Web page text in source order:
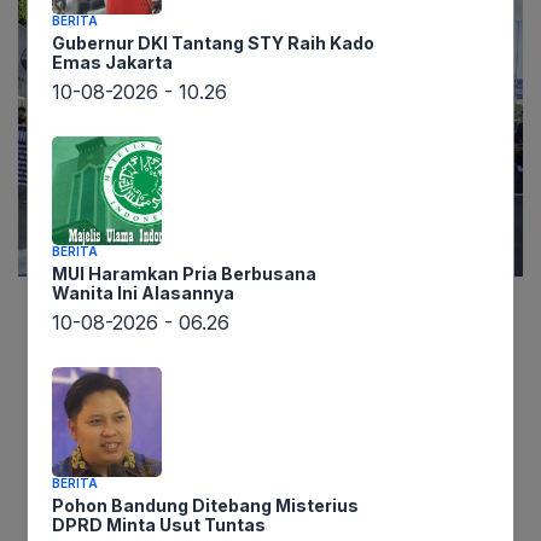
Lintaswarta.co.id, Makassar – Gelombang protes
mahasiswa kembali mengguncang Kota Makassar
pada Rabu (17/6). Badan Eksekutif Mahasiswa
(BEM) Universitas Negeri Makassar (UNM)
memimpin aksi unjuk rasa yang diwarnai teatrikal
dramatis, menyuarakan keprihatinan mendalam
atas kondisi Republik Indonesia yang mereka nilai
BERITA
Gubernur DKI Tantang STY Raih Kado
Emas Jakarta
10-08-2026 - 10.26
BERITA
MUI Haramkan Pria Berbusana
Wanita Ini Alasannya
10-08-2026 - 06.26
BERITA
Pohon Bandung Ditebang Misterius
DPRD Minta Usut Tuntas